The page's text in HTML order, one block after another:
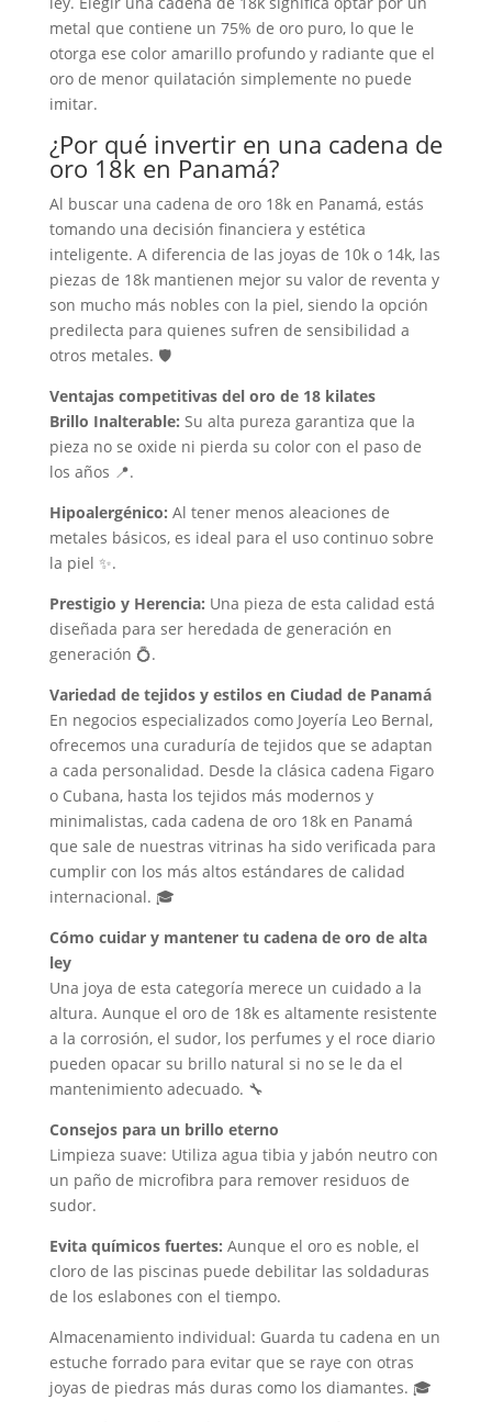
metal que contiene un 75% de oro puro, lo que le
otorga ese color amarillo profundo y radiante que el
oro de menor quilatación simplemente no puede
imitar.
¿Por qué invertir en una cadena de
oro 18k en Panamá?
Al buscar una cadena de oro 18k en Panamá, estás
tomando una decisión financiera y estética
inteligente. A diferencia de las joyas de 10k o 14k, las
piezas de 18k mantienen mejor su valor de reventa y
son mucho más nobles con la piel, siendo la opción
predilecta para quienes sufren de sensibilidad a
otros metales. 🛡️
Ventajas competitivas del oro de 18 kilates
Brillo Inalterable: Su alta pureza garantiza que la
pieza no se oxide ni pierda su color con el paso de
los años 📍.
Hipoalergénico: Al tener menos aleaciones de
metales básicos, es ideal para el uso continuo sobre
la piel ✨.
Prestigio y Herencia: Una pieza de esta calidad está
diseñada para ser heredada de generación en
generación 💍.
Variedad de tejidos y estilos en Ciudad de Panamá
En negocios especializados como Joyería Leo Bernal,
ofrecemos una curaduría de tejidos que se adaptan
a cada personalidad. Desde la clásica cadena Figaro
o Cubana, hasta los tejidos más modernos y
minimalistas, cada cadena de oro 18k en Panamá
que sale de nuestras vitrinas ha sido verificada para
cumplir con los más altos estándares de calidad
internacional. 🎓
Cómo cuidar y mantener tu cadena de oro de alta
ley
Una joya de esta categoría merece un cuidado a la
altura. Aunque el oro de 18k es altamente resistente
a la corrosión, el sudor, los perfumes y el roce diario
pueden opacar su brillo natural si no se le da el
mantenimiento adecuado. 🔧
Consejos para un brillo eterno
Limpieza suave: Utiliza agua tibia y jabón neutro con
un paño de microfibra para remover residuos de
sudor.
Evita químicos fuertes: Aunque el oro es noble, el
cloro de las piscinas puede debilitar las soldaduras
de los eslabones con el tiempo.
Almacenamiento individual: Guarda tu cadena en un
estuche forrado para evitar que se raye con otras
joyas de piedras más duras como los diamantes. 🎓